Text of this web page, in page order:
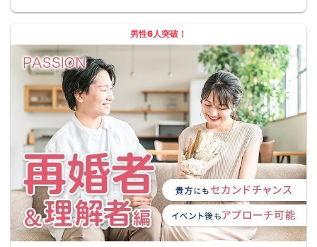
男性6人突破！